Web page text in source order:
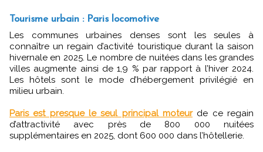
Tourisme urbain : Paris locomotive
Les communes urbaines denses sont les seules à
connaître un regain d’activité touristique durant la saison
hivernale en 2025. Le nombre de nuitées dans les grandes
villes augmente ainsi de 1,9 % par rapport à l’hiver 2024.
Les hôtels sont le mode d’hébergement privilégié en
milieu urbain.
Paris est presque le seul principal moteurde ce regain
d’attractivité avec près de 800 000 nuitées
supplémentaires en 2025, dont 600 000 dans l’hôtellerie.